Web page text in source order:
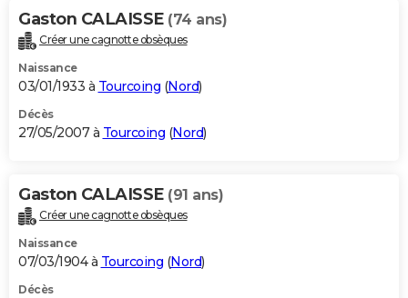
Gaston CALAISSE (74 ans)
Créer une cagnotte obsèques
Naissance
03/01/1933 à Tourcoing (Nord)
Décès
27/05/2007 à Tourcoing (Nord)
Gaston CALAISSE (91 ans)
Créer une cagnotte obsèques
Naissance
07/03/1904 à Tourcoing (Nord)
Décès